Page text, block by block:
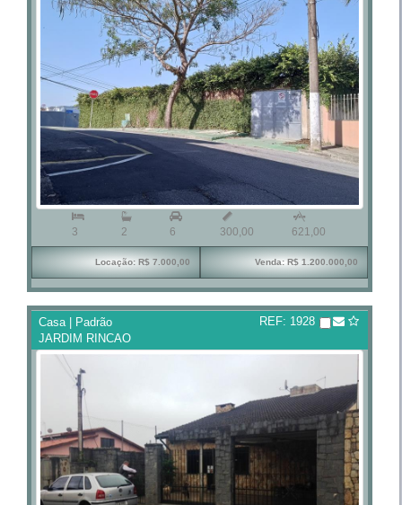
3 2 6

300,00

621,00
Venda: R$ 1.200.000,00
Locação: R$ 7.000,00
Casa | Padrão
JARDIM RINCAO
REF: 1928